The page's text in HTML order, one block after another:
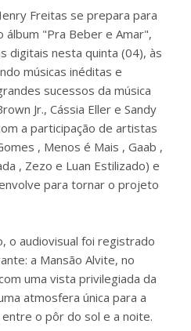
Freitas se prepara para
álbum "Pra Beber e Amar",
digitais nesta quinta (04), às
músicas inéditas e
sucessos da música
Jr., Cássia Eller e Sandy
a participação de artistas
, Menos é Mais , Gaab ,
, Zezo e Luan Estilizado) e
para tornar o projeto
o audiovisual foi registrado
a Mansão Alvite, no
uma vista privilegiada da
atmosfera única para a
o pôr do sol e a noite.